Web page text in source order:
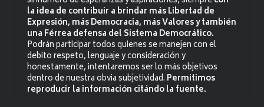
la idea de contribuir a brindar más Libertad de
Expresión, más Democracia, más Valores y también
una Férrea defensa del Sistema Democrático.
Podrán participar todos quienes se manejen con el
debito respeto, lenguaje y consideración y
honestamente, intentaremos ser lo más objetivos
dentro de nuestra obvia subjetividad. Permitimos
reproducir la información citándo la fuente.